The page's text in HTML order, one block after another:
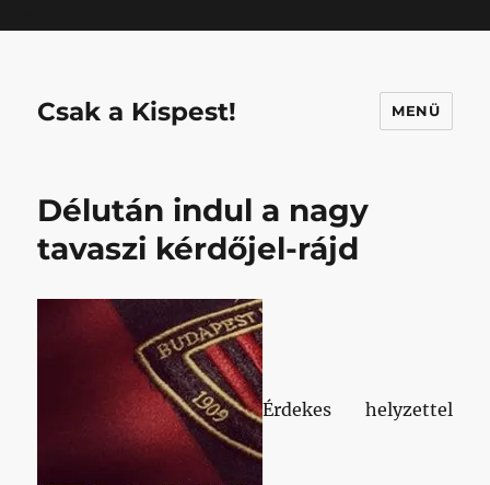
Csak a Kispest! MENÜ
Délután indul a nagy
tavaszi kérdőjel-rájd
Érdekes helyzettel